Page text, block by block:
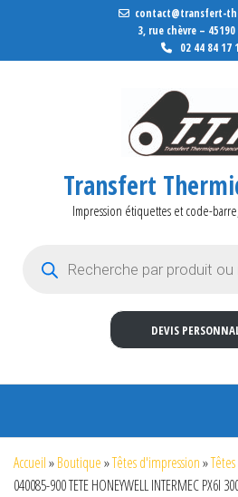
contact@transfert-
3, rue chèvre – 45190
02 44 84 17
Transfert
Impression étiquettes et code-
DEVIS
Accueil»Boutique»Têtes d'impression»
040085-900 TETE HONEYWELL INTERMEC PX6I